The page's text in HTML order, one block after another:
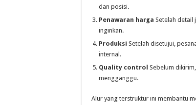
dan posisi.
Penawaran harga Setelah detail
inginkan.
Produksi Setelah disetujui,
internal.
Quality control Sebelum
mengganggu.
Alur yang terstruktur ini membantu